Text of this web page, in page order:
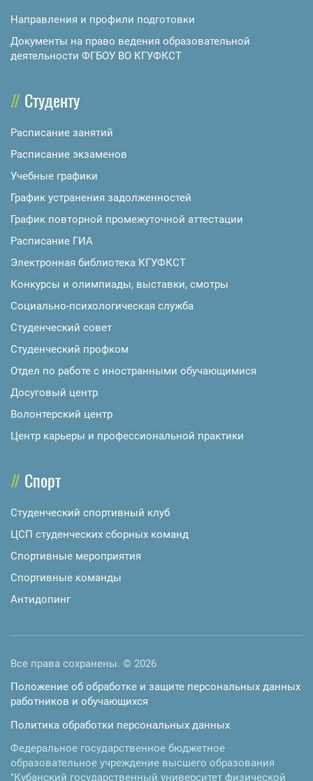
Направления и профили подготовки
Документы на право ведения образовательной
деятельности ФГБОУ ВО КГУФКСТ
Студенту
Расписание занятий
Расписание экзаменов
Учебные графики
График устранения задолженностей
График повторной промежуточной аттестации
Расписание ГИА
Электронная библиотека КГУФКСТ
Конкурсы и олимпиады, выставки, смотры
Социально-психологическая служба
Студенческий совет
Студенческий профком
Отдел по работе с иностранными обучающимися
Досуговый центр
Волонтерский центр
Центр карьеры и профессиональной практики
Спорт
Студенческий спортивный клуб
ЦСП студенческих сборных команд
Спортивные мероприятия
Спортивные команды
Антидопинг
Все права сохранены. © 2026
Положение об обработке и защите персональных данных
работников и обучающихся
Политика обработки персональных данных
Федеральное государственное бюджетное
образовательное учреждение высшего образования
"Кубанский государственный университет физической